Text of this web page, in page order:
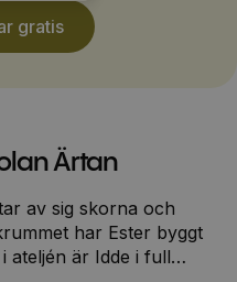
gratis
Ärtan
av sig skorna och
har Ester byggt
ateljén är Idde i full